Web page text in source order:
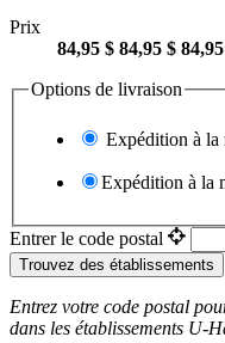
Prix
84,95 $ 84,95 $
Options de livraison
Expédition à la
Expédition à la
Entrer le code postal
Trouvez des établissements
Entrez votre code postal
dans les établissements U-